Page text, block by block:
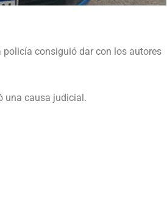
policía consiguió dar con los autores
una causa judicial.